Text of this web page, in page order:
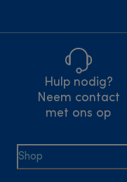
Hulp nodig?
Neem contact
met ons op
Shop